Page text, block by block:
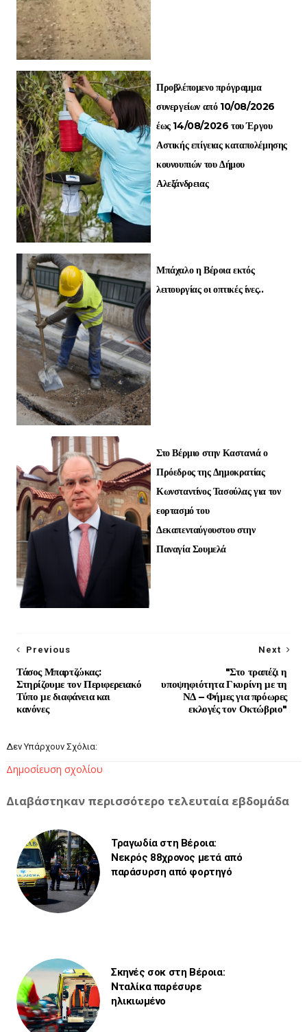
Προβλέπομενο πρόγραμμα
συνεργείων από 10/08/2026
έως 14/08/2026 του Έργου
Αστικής επίγειας καταπολέμησης
κουνουπιών του Δήμου
Αλεξάνδρειας
Μπάχαλο η Βέροια εκτός
λειτουργίας οι οπτικές ίνες..
Στο Βέρμιο στην Καστανιά ο
Πρόεδρος της Δημοκρατίας
Κωνσταντίνος Τασούλας για τον
εορτασμό του
Δεκαπενταύγουστου στην
Παναγία Σουμελά
Next
"Στο τραπέζι η
υποψηφιότητα Γκυρίνη με τη
ΝΔ – Φήμες για πρόωρες
εκλογές τον Οκτώβριο"
Previous
Τάσος Μπαρτζώκας:
Στηρίζουμε τον Περιφερειακό
Τύπο με διαφάνεια και
κανόνες
Δεν Υπάρχουν Σχόλια:
Δημοσίευση σχολίου
Διαβάστηκαν περισσότερο τελευταία εβδομάδα
Τραγωδία στη Βέροια:
Νεκρός 88χρονος μετά από
παράσυρση από φορτηγό
Σκηνές σοκ στη Βέροια:
Νταλίκα παρέσυρε
ηλικιωμένο